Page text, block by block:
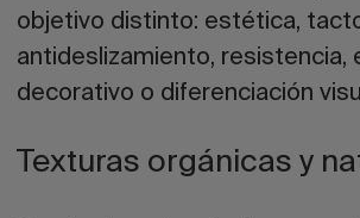
objetivo distinto: estética,
antideslizamiento, resistencia,
decorativo o diferenciación
Texturas orgánicas y